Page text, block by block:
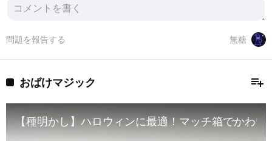
無糖
問題を報告する
playlist_add
おばけマジック
【種明かし】ハロウィンに最適！マッチ箱でかわ